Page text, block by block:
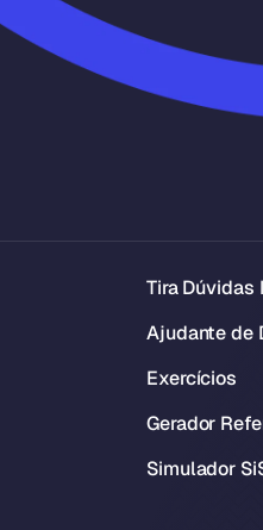
Tira Dúvidas
Ajudante de
Exercícios
Gerador
Simulador